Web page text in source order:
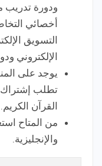
ودورة تدريب
أخصائي
التسويق
الإلكتروني
يوجد على
تطلب إشتراك
القرآن الكريم.
من المتاح
والإنجليزية.